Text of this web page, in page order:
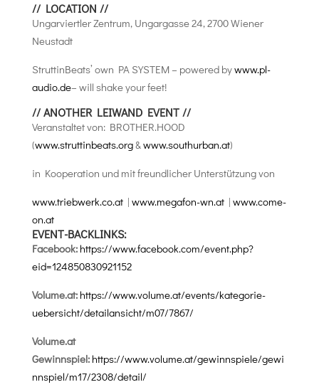
// LOCATION //
Ungarviertler Zentrum, Ungargasse 24, 2700 Wiener
Neustadt
StruttinBeats’ own PA SYSTEM – powered bywww.pl-
audio.de– will shake your feet!
// ANOTHER LEIWAND EVENT //
Veranstaltet von: BROTHER.HOOD
(www.struttinbeats.org&www.southurban.at)
in Kooperation und mit freundlicher Unterstützung von
www.triebwerk.co.at| www.megafon-wn.at| www.come-
on.at
EVENT-BACKLINKS:
Facebook: https://www.facebook.com/event.php?
eid=124850830921152
Volume.at: https://www.volume.at/events/kategorie-
uebersicht/detailansicht/m07/7867/
Volume.at
Gewinnspiel: https://www.volume.at/gewinnspiele/gewi
nnspiel/m17/2308/detail/